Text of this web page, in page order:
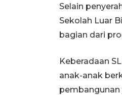
Selain
Sekolah Luar
bagian dari
Keberadaan
anak-anak
pembangunan